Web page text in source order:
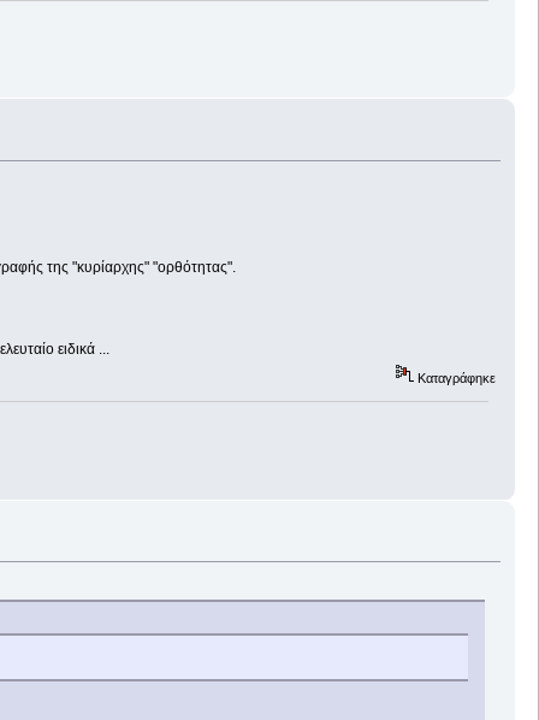
της "κυρίαρχης" "ορθότητας".
ειδικά ...
Καταγράφηκε